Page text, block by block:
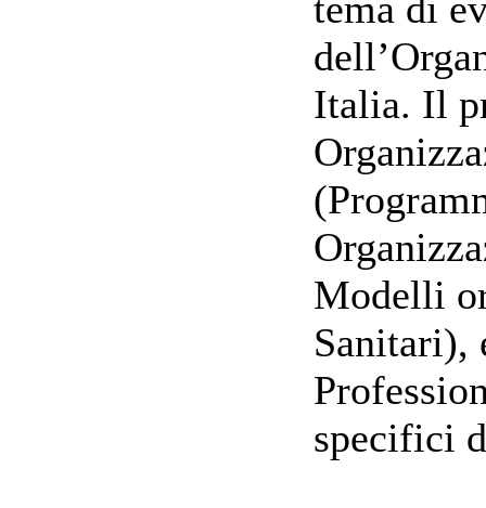
Italia. Il
Modelli
Sanitari),
specifici